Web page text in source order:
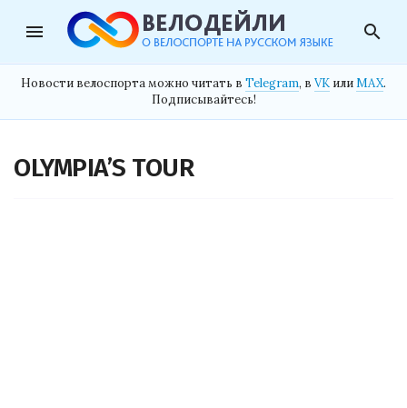
menu search
Новости велоспорта можно читать в Telegram, в VK илиMAX.
Подписывайтесь!
OLYMPIA’S TOUR